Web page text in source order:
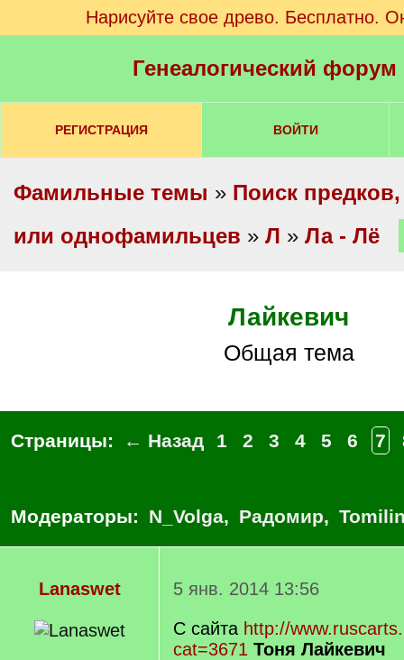
Нарисуйте свое древо. Бесплатно.
Генеалогический
РЕГИСТРАЦИЯ ВОЙТИ
Фамильные темы » Поиск
или однофамильцев » Л » Ла - Лё
Лайкевич
Общая тема
Страницы: ← Назад 1 2 3 4 5 6 7
Модераторы: N_Volga, Радомир,
Lanaswet
5 янв. 2014 13:56
С сайта http://
cat=3671 Тоня Лайкевич